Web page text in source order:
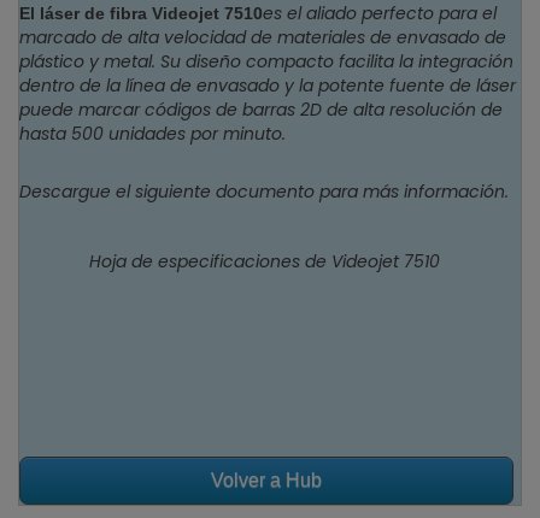
El láser de fibra Videojet 7510es el aliado perfecto para el
marcado de alta velocidad de materiales de envasado de
plástico y metal. Su diseño compacto facilita la integración
dentro de la línea de envasado y la potente fuente de láser
puede marcar códigos de barras 2D de alta resolución de
hasta 500 unidades por minuto.
Descargue el siguiente documento para más información.
Hoja de especificaciones de Videojet 7510
Volver a Hub